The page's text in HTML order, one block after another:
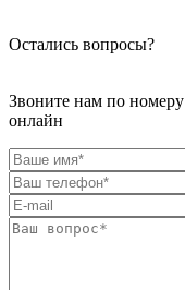
Остались вопросы?
Звоните нам по номеру
онлайн